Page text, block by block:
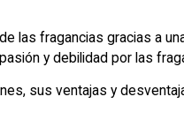
las fragancias gracias a
y debilidad por las
sus ventajas y